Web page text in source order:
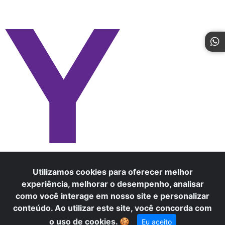
Y
Utilizamos cookies para oferecer melhor
experiência, melhorar o desempenho, analisar
como você interage em nosso site e personalizar
conteúdo. Ao utilizar este site, você concorda com
o uso de cookies. 🍪 Eu aceito
Precisa de ajuda? Fale conosco
pelo WhatsApp!
×